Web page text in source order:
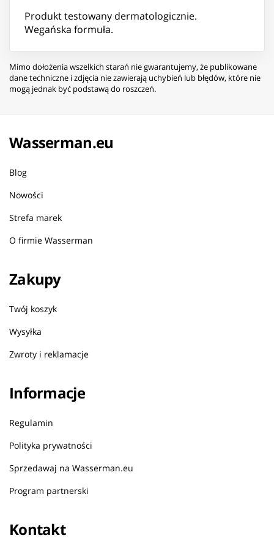
Produkt testowany dermatologicznie.
Wegańska formuła.
Mimo dołożenia wszelkich starań nie gwarantujemy, że publikowane
dane techniczne i zdjęcia nie zawierają uchybień lub błędów, które nie
mogą jednak być podstawą do roszczeń.
Wasserman.eu
Blog
Nowości
Strefa marek
O firmie Wasserman
Zakupy
Twój koszyk
Wysyłka
Zwroty i reklamacje
Informacje
Regulamin
Polityka prywatności
Sprzedawaj na Wasserman.eu
Program partnerski
Kontakt